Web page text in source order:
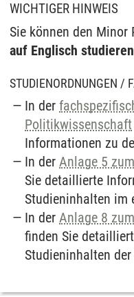
WICHTIGER HINWEIS
Sie können den
auf Englisch studieren
STUDIENORDNUNGEN /
In der
Politikwissenschaft
Informationen zu
In derAnlage 5
Sie detaillierte
Studieninhalten im
In derAnlage 8
finden Sie
Studieninhalten